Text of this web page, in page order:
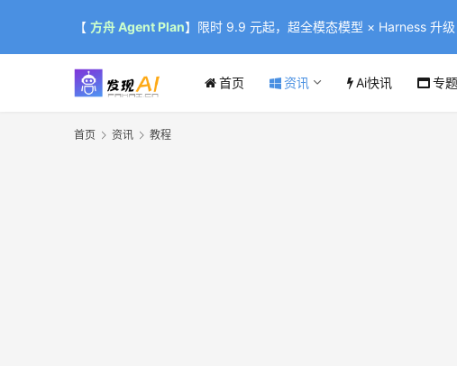
【 方舟 Agent Plan】限时 9.9 元起，超全模态模型 × Harness 升
首页 资讯 Ai快讯 专题
首页 资讯 教程